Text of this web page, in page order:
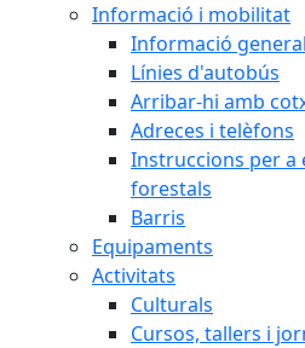
Informació i mobilitat
Informació general
Línies d'autobús
Arribar-hi amb
Adreces i telèfons
Instruccions per a
forestals
Barris
Equipaments
Activitats
Culturals
Cursos, tallers i